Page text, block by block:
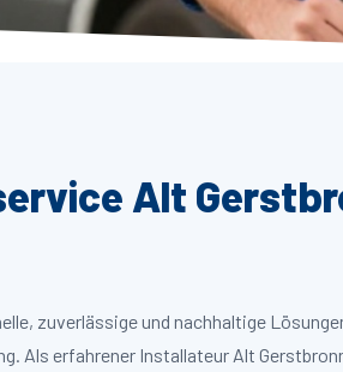
Alt
zuverlässige und nachhaltige
Als erfahrener Installateur Alt